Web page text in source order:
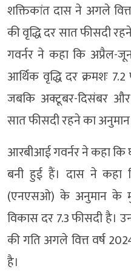
शक्तिकांत दास ने अगले
की वृद्धि दर सात फीसदी
गवर्नर ने कहा कि अप्रैल-
आर्थिक वृद्धि दर क्रमशः
जबकि अक्टूबर-दिसंबर और
सात फीसदी रहने का अनुमान
आरबीआई गवर्नर ने कहा कि
बनी हुई हैं। दास ने कहा
(एनएसओ) के अनुमान के
विकास दर 7.3 फीसदी है।
की गति अगले वित्त वर्ष
है।